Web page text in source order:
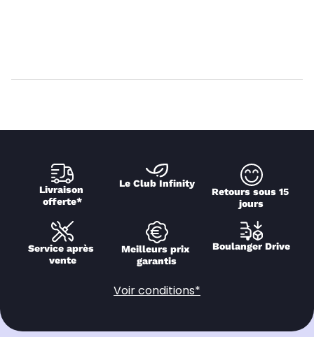
Livraison
offerte*
Le Club Infinity
Retours sous 15
jours
Service après
vente
Meilleurs prix
garantis
Boulanger Drive
Voir conditions*